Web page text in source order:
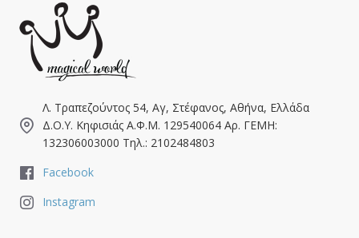
Λ. Τραπεζούντος 54, Αγ, Στέφανος, Αθήνα, Ελλάδα
Δ.Ο.Υ. Κηφισιάς Α.Φ.Μ. 129540064 Αρ. ΓΕΜΗ:
132306003000 Τηλ.: 2102484803
Facebook
Instagram